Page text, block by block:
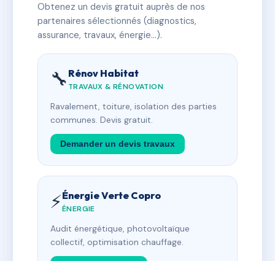
Obtenez un devis gratuit auprès de nos
partenaires sélectionnés (diagnostics,
assurance, travaux, énergie…).
🔧 Rénov Habitat
TRAVAUX & RÉNOVATION
Ravalement, toiture, isolation des parties
communes. Devis gratuit.
Demander un devis travaux
⚡Énergie Verte Copro
ÉNERGIE
Audit énergétique, photovoltaïque
collectif, optimisation chauffage.